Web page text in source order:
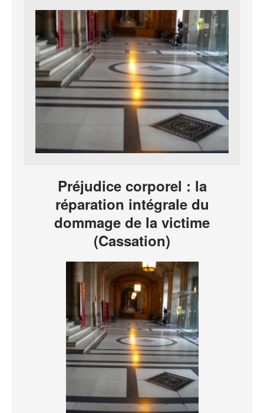
Préjudice corporel : la
réparation intégrale du
dommage de la victime
(Cassation)